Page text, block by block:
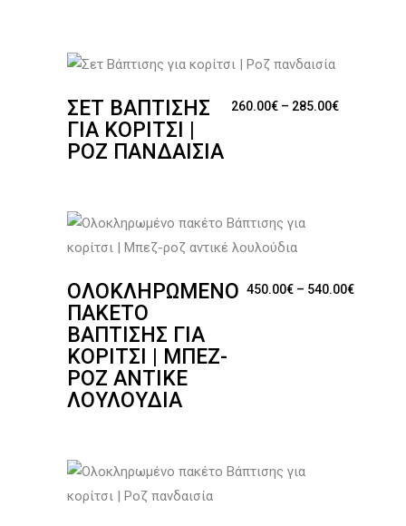
ΣΕΤ ΒΆΠΤΙΣΗΣ
ΓΙΑ ΚΟΡΊΤΣΙ |
ΡΟΖ ΠΑΝΔΑΙΣΊΑ
260.00€ – 285.00€Price
ΟΛΟΚΛΗΡΩΜΈΝΟ
ΠΑΚΈΤΟ
ΒΆΠΤΙΣΗΣ ΓΙΑ
ΚΟΡΊΤΣΙ | ΜΠΕΖ-
ΡΟΖ ΑΝΤΙΚΈ
ΛΟΥΛΟΎΔΙΑ
450.00€ – 540.00€Price